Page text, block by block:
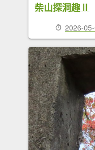
柴山探洞趣Ⅱ
2026-